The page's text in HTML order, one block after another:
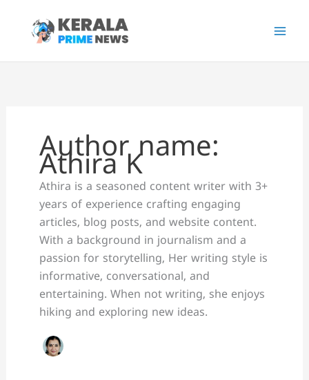
content
Author name:
Athira K
Athira is a seasoned content writer with 3+
years of experience crafting engaging
articles, blog posts, and website content.
With a background in journalism and a
passion for storytelling, Her writing style is
informative, conversational, and
entertaining. When not writing, she enjoys
hiking and exploring new ideas.